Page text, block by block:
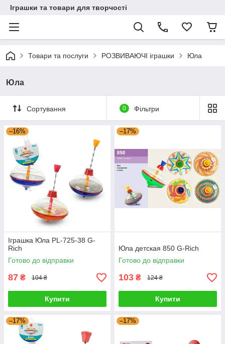
Іграшки та товари для творчості
Товари та послуги РОЗВИВАЮЧІ іграшки Юла
Юла
Сортування 0 Фільтри
–16%
Іграшка Юла PL-725-38 G-
Rich
Готово до відправки
87 ₴ 104 ₴
Купити
–17%
Юла детская 850 G-Rich
Готово до відправки
103 ₴ 124 ₴
Купити
–17% –17%